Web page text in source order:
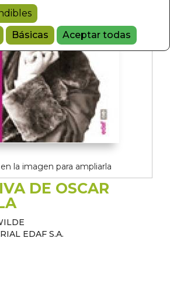
Básicas Aceptar todas
la imagen para ampliarla
DE OSCAR
EDAF S.A.